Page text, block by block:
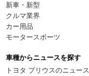
新車・新型
クルマ業界
カー用品
モータースポーツ
車種からニュースを探す
トヨタ プリウスのニュース